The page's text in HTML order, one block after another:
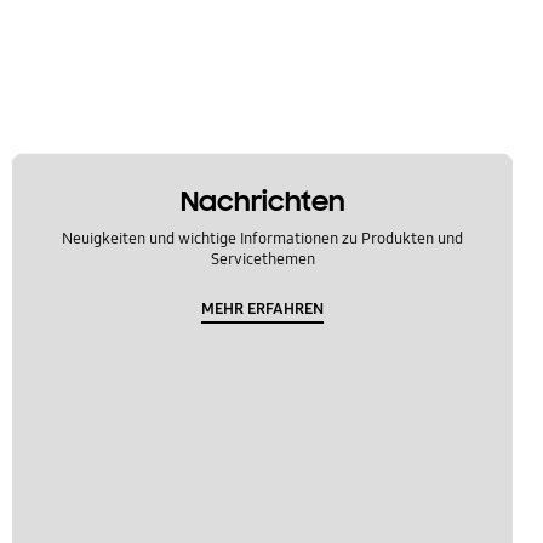
Nachrichten
Neuigkeiten und wichtige Informationen zu Produkten und
Servicethemen
MEHR ERFAHREN